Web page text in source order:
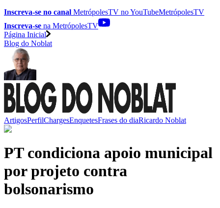
Inscreva-se no canal MetrópolesTV noYouTubeMetrópolesTV
Inscreva-se na MetrópolesTV
Página Inicial
Blog do Noblat
ArtigosPerfilChargesEnquetesFrases do diaRicardo Noblat
PT condiciona apoio municipal
por projeto contra
bolsonarismo